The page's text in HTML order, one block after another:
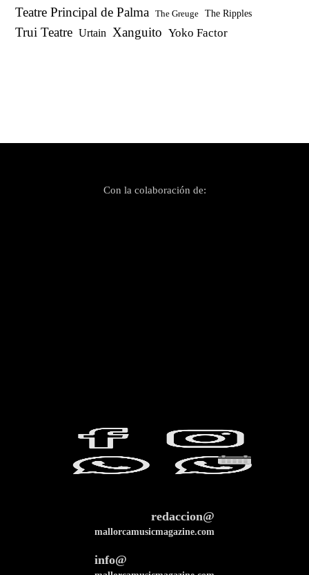
Teatre Principal de Palma The Greuge The Ripples
Trui Teatre Urtain Xanguito Yoko Factor
Con la colaboración de:
redaccion@
mallorcamusicmagazine.com
info@